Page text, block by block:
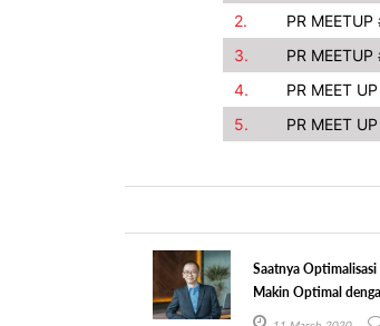
2.
PR
3.
PR
4.
PR MEET
5.
PR MEET
Saatnya
Makin Optimal